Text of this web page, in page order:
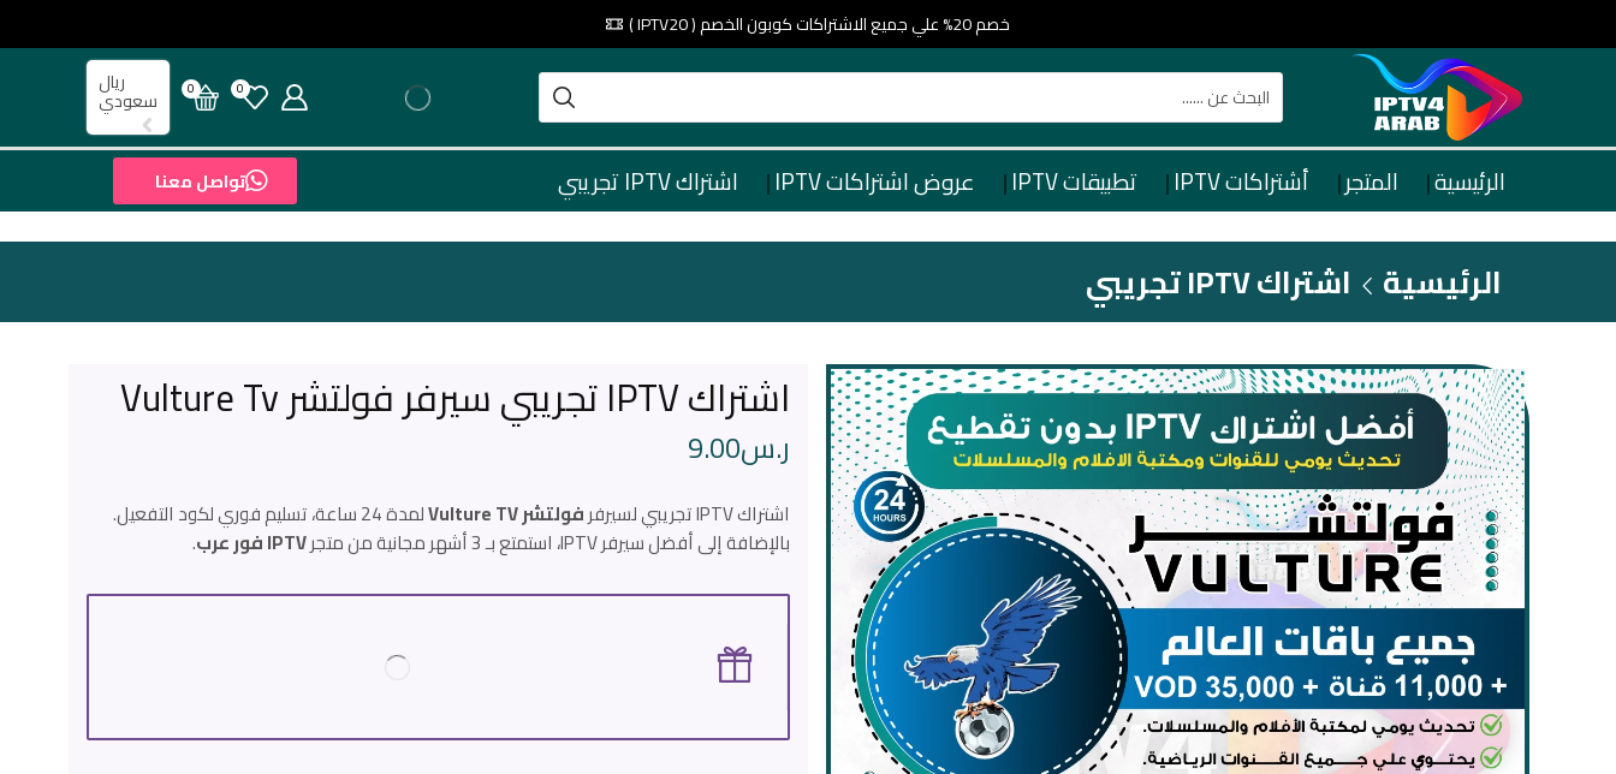
خصم 20% علي جميع الاشتراكات كوبون الخصم ( IPTV20 )
0
0 ريال
سعودي
الرئيسية المتجر أشتراكات IPTV تطبيقات IPTV عروض اشتراكات IPTV اشتراك IPTV تجريبي تواصل معنا
الرئيسية اشتراك IPTV تجريبي
اشتراك IPTV تجريبي سيرفر فولتشر Vulture Tv
ر.س9.00
اشتراك IPTV تجريبي لسيرفر فولتشر Vulture TV
لمدة 24 ساعة، تسليم فوري لكود التفعيل.
بالإضافة إلى أفضل سيرفر IPTV، استمتع بـ 3 أشهر مجانية من متجر
IPTV فور عرب .